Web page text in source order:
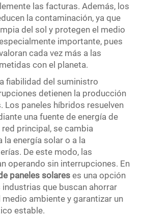
las facturas. Además, los
la contaminación, ya que
del sol y protegen el medio
importante, pues
cada vez más a las
con el planeta.
fiabilidad del suministro
detienen la producción
Los paneles híbridos resuelven
una fuente de energía de
principal, se cambia
energía solar o a la
De este modo, las
operando sin interrupciones. En
paneles solares es una opción
que buscan ahorrar
ambiente y garantizar un
estable.